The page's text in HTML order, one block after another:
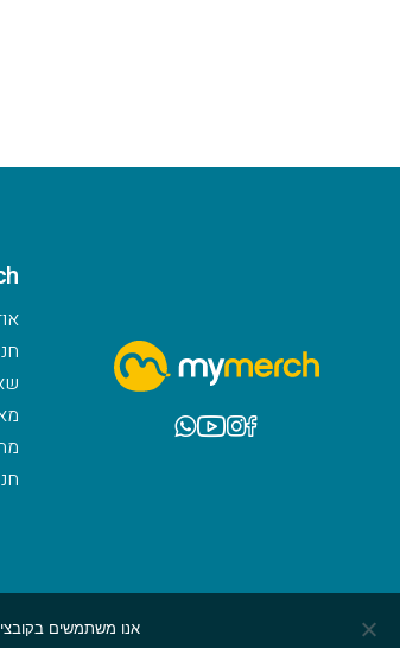
אנו משתמשים בקובצי Cookie כדי להבטיח שנספק לך את חוויית הגלישה הטובה ביותר באתר שלנו. אם תמשיך להשתמש באתר זה, נניח שאתה מרוצה ממנו.